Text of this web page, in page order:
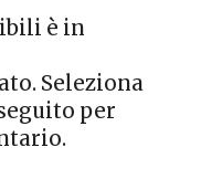
è in
Seleziona
per